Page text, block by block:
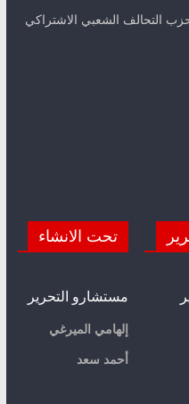
التحالف الشعبي الاشتراكي
تحت الانشاء
مستشارو التحرير
إلهامي الميرغي
أحمد سعد